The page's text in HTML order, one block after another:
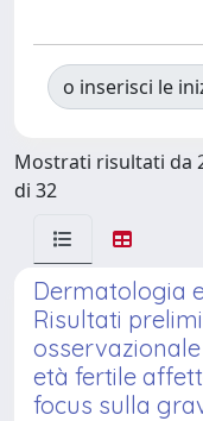
o inserisci le
Mostrati risultati da
di 32
Dermatologia
Risultati
età fertile
focus sulla